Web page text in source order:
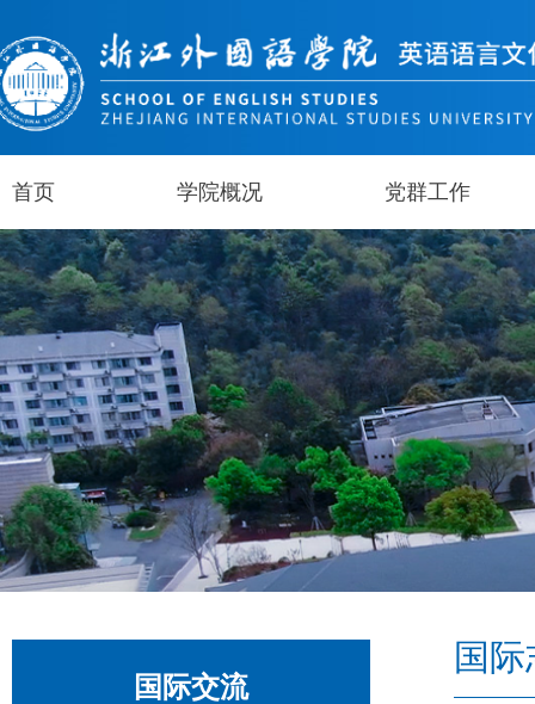
首页 学院概况 党群工作
国际交流
国